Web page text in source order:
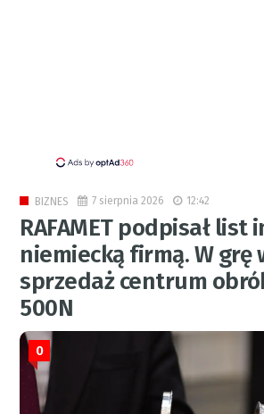
BIZNES 7 sierpnia 2026 12:42
RAFAMET podpisał list
niemiecką firmą. W grę
sprzedaż centrum
500N
0